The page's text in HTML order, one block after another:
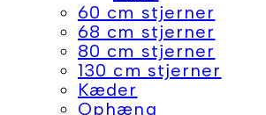
60 cm stjerner
68 cm stjerner
80 cm stjerner
130 cm stjerner
Kæder
Ophæng